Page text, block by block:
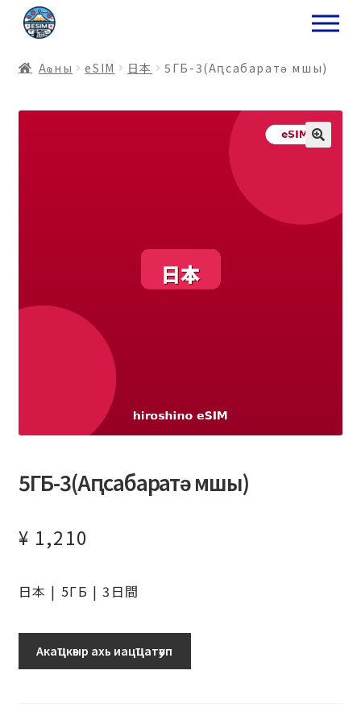
ナ
ビ
ー
ョ
コ
ン
ン
ス
Аҩны еSIM 日本 5ГБ-3(Аԥсабаратә мшы)
5ГБ-3(Аԥсабаратә мшы)
¥ 1,210
日本 | 5ГБ | 3日間
Акаҵкәыр ахь иацҵатәуп